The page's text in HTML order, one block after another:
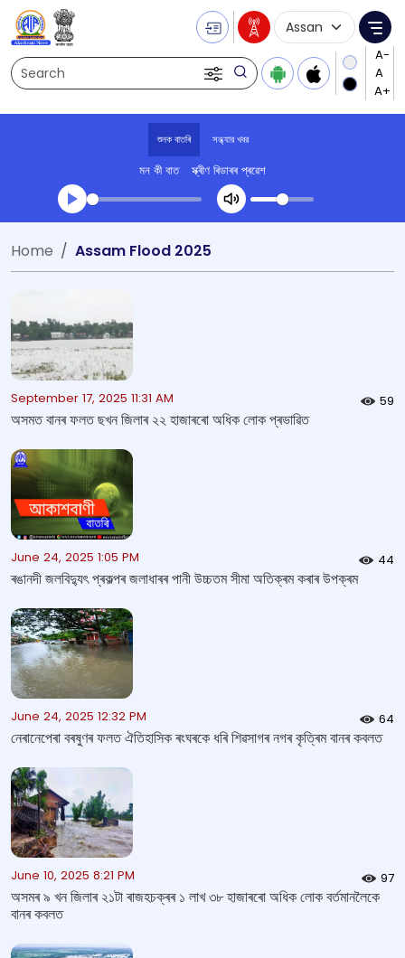
Search
Language
শুনক বাতৰি সন্ধ্যার খবর
মন কী বাত স্ক্ৰীণ ৰিডাৰৰ প্ৰৱেশ
Transcript summary
খেলা অডিঅ' সন্ধ্যার খবর
Home Assam Flood 2025
September 17, 2025 11:31 AM 59
অসমত বানৰ ফলত ছখন জিলাৰ ২২ হাজাৰৰো অধিক লোক প্ৰভাৱিত
June 24, 2025 1:05 PM 44
ৰঙানদী জলবিদ্যুৎ প্ৰকল্পৰ জলাধাৰৰ পানী উচ্চতম সীমা অতিক্ৰম কৰাৰ উপক্ৰম
June 24, 2025 12:32 PM 64
নেৰানেপেৰা বৰষুণৰ ফলত ঐতিহাসিক ৰংঘৰকে ধৰি শিৱসাগৰ নগৰ কৃত্ৰিম বানৰ কবলত
June 10, 2025 8:21 PM 97
অসমৰ ৯ খন জিলাৰ ২১টা ৰাজহচক্ৰৰ ১ লাখ ৩৮ হাজাৰৰো অধিক লোক বৰ্তমানলৈকে
বানৰ কবলত